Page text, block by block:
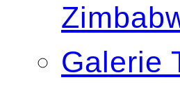
Galerie